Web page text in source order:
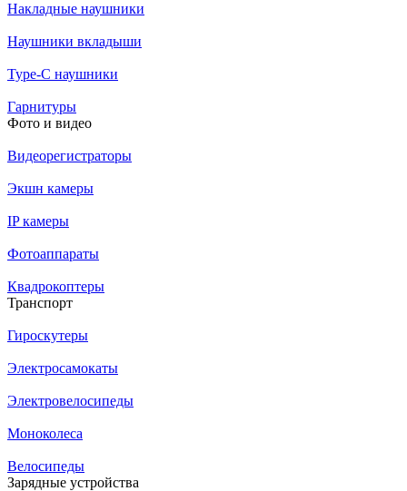
Накладные наушники
Наушники вкладыши
Type-C наушники
Гарнитуры
Фото и видео
Видеорегистраторы
Экшн камеры
IP камеры
Фотоаппараты
Квадрокоптеры
Транспорт
Гироскутеры
Электросамокаты
Электровелосипеды
Моноколеса
Велосипеды
Зарядные устройства